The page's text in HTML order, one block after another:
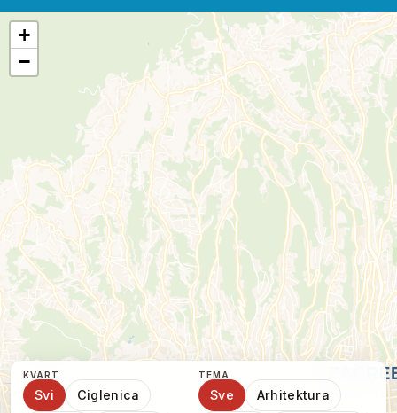
+
−
KVART
Svi Ciglenica
TEMA
Sve Arhitektura